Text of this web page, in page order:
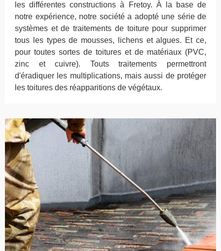
les différentes constructions à Fretoy. À la base de
notre expérience, notre société a adopté une série de
systèmes et de traitements de toiture pour supprimer
tous les types de mousses, lichens et algues. Et ce,
pour toutes sortes de toitures et de matériaux (PVC,
zinc et cuivre). Touts traitements permettront
d'éradiquer les multiplications, mais aussi de protéger
les toitures des réapparitions de végétaux.